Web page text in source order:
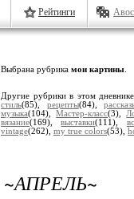
Рейтинги
Выбрана рубрика мои картины
Другие рубрики в этом
стиль(85), рецепты(84),
музыка(104),Мастер-класс(3),
вязание(169),выставки(111),
vintage(262), my true colors(53),
~АПРЕЛЬ~